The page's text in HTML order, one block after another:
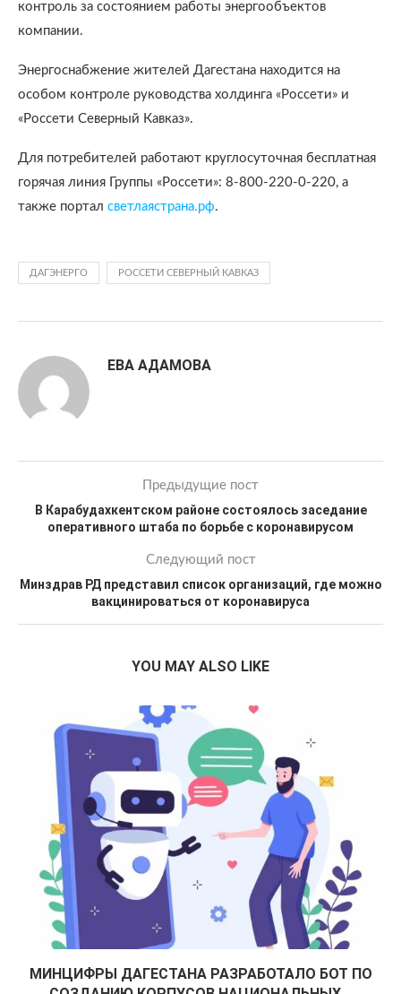
контроль за состоянием работы энергообъектов
компании.
Энергоснабжение жителей Дагестана находится на
особом контроле руководства холдинга «Россети» и
«Россети Северный Кавказ».
Для потребителей работают круглосуточная бесплатная
горячая линия Группы «Россети»: 8-800-220-0-220, а
также портал светлаястрана.рф.
ДАГЭНЕРГО РОССЕТИ СЕВЕРНЫЙ КАВКАЗ
ЕВА АДАМОВА
Предыдущие пост
В Карабудахкентском районе состоялось заседание
оперативного штаба по борьбе с коронавирусом
Следующий пост
Минздрав РД представил список организаций, где можно
вакцинироваться от коронавируса
YOU MAY ALSO LIKE
МИНЦИФРЫ ДАГЕСТАНА РАЗРАБОТАЛО БОТ ПО